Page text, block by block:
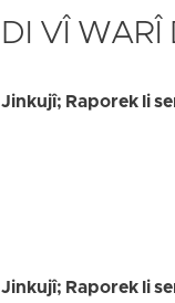
DI VÎ WARÎ
Jinkujî; Raporek li
Jinkujî; Raporek li